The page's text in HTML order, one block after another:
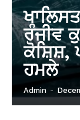
ਰੰਜੀਵ
ਕੋਸ਼ਿਸ਼,
ਹਮਲੇ
Admin -